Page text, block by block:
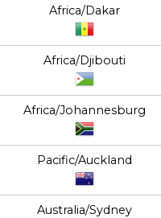
Africa/Dakar
Africa/Djibouti
Africa/Johannesburg
Pacific/Auckland
Australia/Sydney